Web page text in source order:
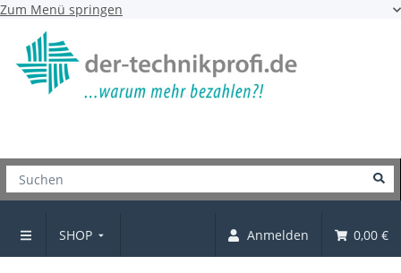
Zum Menü springen
SHOP Anmelden 0,00 €
EVA